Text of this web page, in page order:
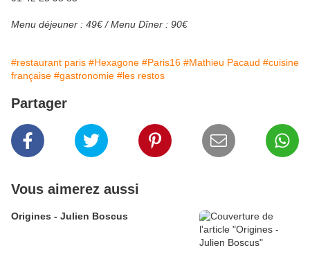
Menu déjeuner : 49€ / Menu Dîner : 90€
#restaurant paris #Hexagone #Paris16 #Mathieu Pacaud #cuisine
française #gastronomie #les restos
Partager
Vous aimerez aussi
Origines - Julien Boscus